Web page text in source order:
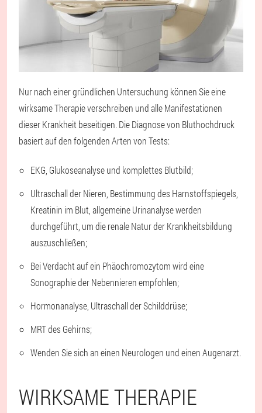
Nur nach einer gründlichen Untersuchung können Sie eine
wirksame Therapie verschreiben und alle Manifestationen
dieser Krankheit beseitigen. Die Diagnose von Bluthochdruck
basiert auf den folgenden Arten von Tests:
EKG, Glukoseanalyse und komplettes Blutbild;
Ultraschall der Nieren, Bestimmung des Harnstoffspiegels,
Kreatinin im Blut, allgemeine Urinanalyse werden
durchgeführt, um die renale Natur der Krankheitsbildung
auszuschließen;
Bei Verdacht auf ein Phäochromozytom wird eine
Sonographie der Nebennieren empfohlen;
Hormonanalyse, Ultraschall der Schilddrüse;
MRT des Gehirns;
Wenden Sie sich an einen Neurologen und einen Augenarzt.
WIRKSAME THERAPIE